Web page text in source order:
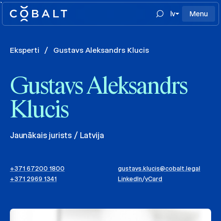
`
lv
Menu
Eksperti / Gustavs Aleksandrs Klucis
Gustavs Aleksandrs
Klucis
Jaunākais jurists / Latvija
+371 67200 1800
+371 2969 1341
gustavs.klucis@cobalt.legal
LinkedIn/vCard